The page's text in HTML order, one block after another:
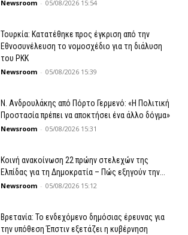
Newsroom - 05/08/2026 15:54
Τουρκία: Κατατέθηκε προς έγκριση από την
Εθνοσυνέλευση το νομοσχέδιο για τη διάλυση
του PKK
Newsroom - 05/08/2026 15:39
N. Ανδρουλάκης από Πόρτο Γερμενό: «Η Πολιτική
Προστασία πρέπει να αποκτήσει ένα άλλο δόγμα»
Newsroom - 05/08/2026 15:31
Κοινή ανακοίνωση 22 πρώην στελεχών της
Ελπίδας για τη Δημοκρατία – Πώς εξηγούν την...
Newsroom - 05/08/2026 15:12
Βρετανία: Το ενδεχόμενο δημόσιας έρευνας για
την υπόθεση Έπστιν εξετάζει η κυβέρνηση